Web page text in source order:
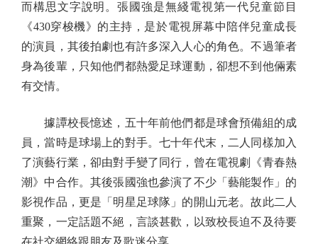
而構思文字說明。張國強是無綫電視第一代兒童節目
《430穿梭機》的主持，是於電視屏幕中陪伴兒童成長
的演員，其後拍劇也有許多深入人心的角色。不過筆者
身為後輩，只知他們都熱愛足球運動，卻想不到他倆素
有交情。
據譚校長憶述，五十年前他們都是球會預備組的成
員，當時是球場上的對手。七十年代末，二人同樣加入
了演藝行業，卻由對手變了同行，曾在電視劇《青春熱
潮》中合作。其後張國強也參演了不少「藝能製作」的
影視作品，更是「明星足球隊」的開山元老。故此二人
重聚，一定話題不絕，言談甚歡，以致校長迫不及待要